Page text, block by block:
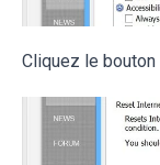
Cliquez le bouton